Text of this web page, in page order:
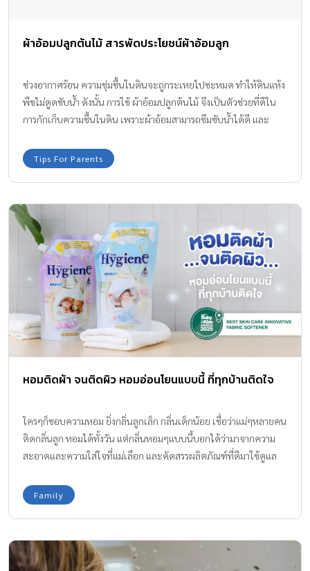
ผ้าอ้อมปลูกต้นไม้ สารพัดประโยชน์ผ้าอ้อมลูก
ช่วงอากาศร้อน ความชุ่มชื้นในดินจะถูกระเหยไปซะหมด ทำให้ดินแห้ง
พืชไม่ดูดซับน้ำ ดังนั้น การใช้ ผ้าอ้อมปลูกต้นไม้ จึงเป็นตัวช่วยที่ดีใน
การกักเก็บความชื้นในดิน เพราะผ้าอ้อมสามารถซึมซับน้ำได้ดี และ
Tips For Parents
หอมติดผ้า จนติดผิว หอมอ่อนโยนแบบนี้ ที่ทุกบ้านติดใจ
ใครๆก็ชอบความหอม ยิ่งกลิ่นลูกเล็ก กลิ่นเด็กน้อย เชื่อว่าแม่ๆหลายคน
ติดกลิ่นลูก หอมได้ทั้งวัน แต่กลิ่นหอมๆแบบนี้บอกได้ว่ามาจากความ
สะอาดและความใส่ใจที่แม่เลือก และคัดสรรผลิตภัณฑ์ที่ดีมาใช้ดูแล
เรื่องเสื้อผ้าและสะอาด หอม เพื่อสัมผัสนุ่มอ่อนโยน ป้องกันทุกกลิ่นอับ
กลิ่นไม่พึงประสงค์ ไม่ระคายเคือง ทำให้การเลือกผลิตภัณฑ์ที่ตอบ
แล้วว่าผ้านุ่ม หอมติดผ้าจนติดผิวลูกจริง ชอบตั้งแต่คุณแม่ ไปจนถึงคุณ
พ่อบ้าน เพราะความหอมช่วยให้อารมณ์และจิตใจดีตามไปด้วย เสื้อผ้า
Family